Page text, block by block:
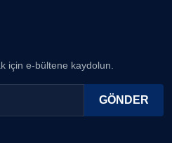
için e-bültene kaydolun.
GÖNDER